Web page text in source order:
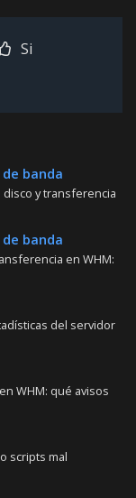
Si
banda
y transferencia
banda
en WHM:
del servidor
WHM: qué avisos
scripts mal